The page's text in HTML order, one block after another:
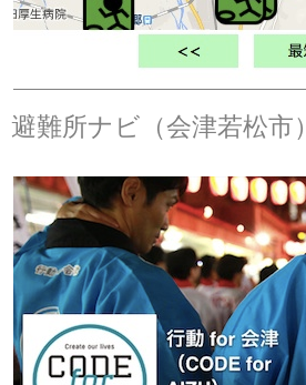
避難所ナビ（会津若松市）